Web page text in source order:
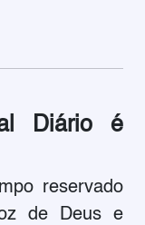
Diário é
reservado
de Deus e